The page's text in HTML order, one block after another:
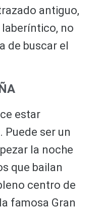
antiguo,
laberíntico, no
de buscar el
estar
Puede ser un
la noche
que bailan
centro de
famosa Gran